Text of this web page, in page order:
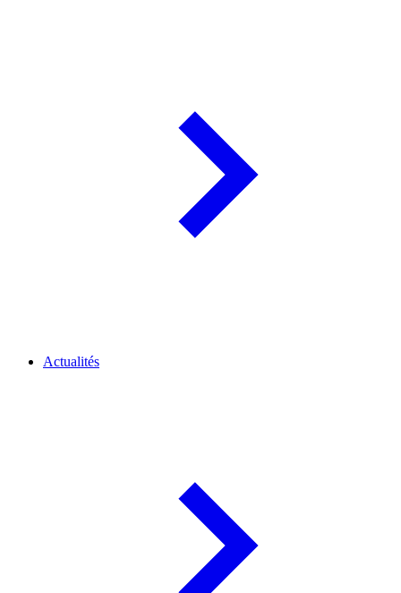
Actualités